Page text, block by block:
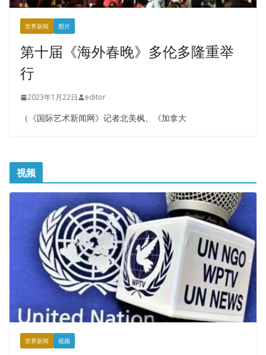
世界新闻 图片
第十届《海外春晚》多伦多隆重举
行
2023年1月22日 editor
（《国际艺术新闻网》记者北美枫、《加拿大
视频
世界新闻 视频